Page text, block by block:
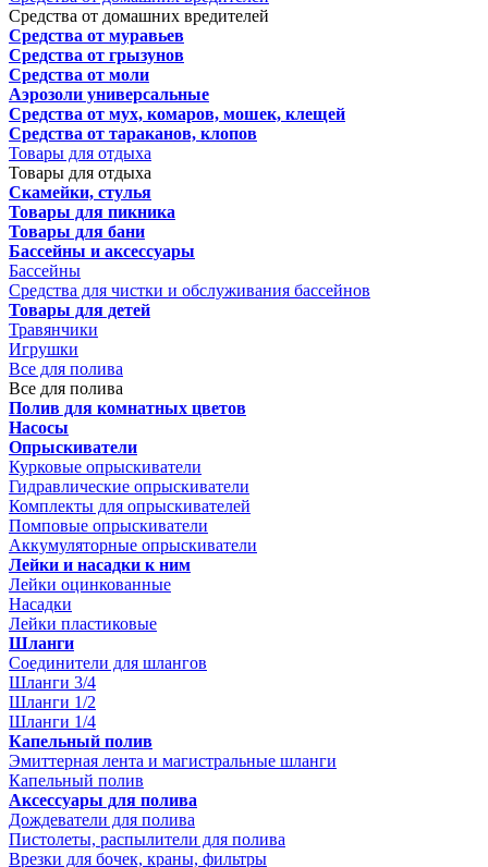
Средства от домашних вредителей
Средства от муравьев
Средства от грызунов
Средства от моли
Аэрозоли универсальные
Средства от мух, комаров, мошек, клещей
Средства от тараканов, клопов
Товары для отдыха
Товары для отдыха
Скамейки, стулья
Товары для пикника
Товары для бани
Бассейны и аксессуары
Бассейны
Средства для чистки и обслуживания бассейнов
Товары для детей
Травянчики
Игрушки
Все для полива
Все для полива
Полив для комнатных цветов
Насосы
Опрыскиватели
Курковые опрыскиватели
Гидравлические опрыскиватели
Комплекты для опрыскивателей
Помповые опрыскиватели
Аккумуляторные опрыскиватели
Лейки и насадки к ним
Лейки оцинкованные
Насадки
Лейки пластиковые
Шланги
Соединители для шлангов
Шланги 3/4
Шланги 1/2
Шланги 1/4
Капельный полив
Эмиттерная лента и магистральные шланги
Капельный полив
Аксессуары для полива
Дождеватели для полива
Пистолеты, распылители для полива
Врезки для бочек, краны, фильтры